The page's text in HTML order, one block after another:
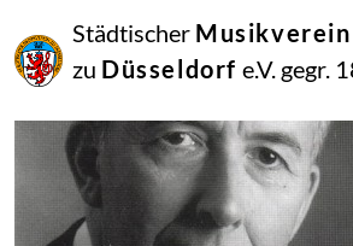
Städtischer Musikverein
zu Düsseldorf e.V. gegr.